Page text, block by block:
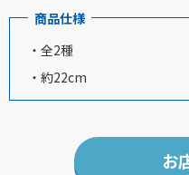
商品仕様
・全2種
・約22cm
お